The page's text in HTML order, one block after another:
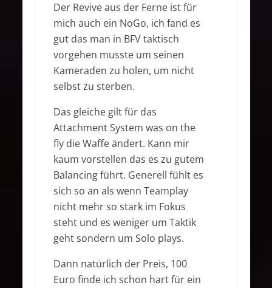
Der Revive aus der Ferne ist für
mich auch ein NoGo, ich fand es
gut das man in BFV taktisch
vorgehen musste um seinen
Kameraden zu holen, um nicht
selbst zu sterben.
Das gleiche gilt für das
Attachment System was on the
fly die Waffe ändert. Kann mir
kaum vorstellen das es zu gutem
Balancing führt. Generell fühlt es
sich so an als wenn Teamplay
nicht mehr so stark im Fokus
steht und es weniger um Taktik
geht sondern um Solo plays.
Dann natürlich der Preis, 100
Euro finde ich schon hart für ein